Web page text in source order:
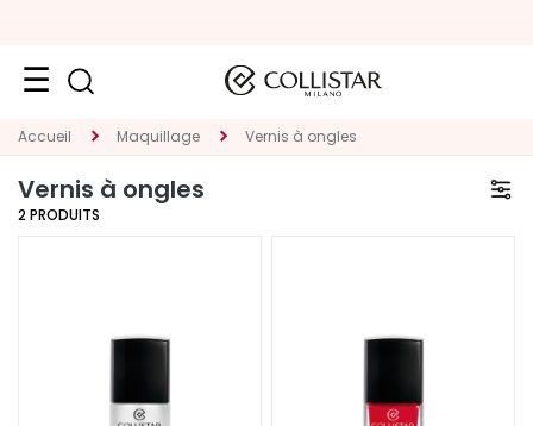
VISAGE
K
A
Accueil Maquillage Vernis à ongles
Vernis à ongles
2PRODUITS